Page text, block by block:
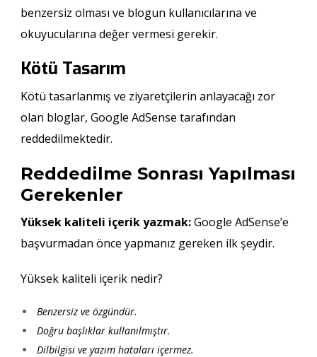
benzersiz olması ve blogun kullanıcılarına ve
okuyucularına değer vermesi gerekir.
Kötü Tasarım
Kötü tasarlanmış ve ziyaretçilerin anlayacağı zor
olan bloglar, Google AdSense tarafından
reddedilmektedir.
Reddedilme Sonrası Yapılması
Gerekenler
Yüksek kaliteli içerik yazmak:Google AdSense’e
başvurmadan önce yapmanız gereken ilk şeydir.
Yüksek kaliteli içerik nedir?
Benzersiz ve özgündür.
Doğru başlıklar kullanılmıştır.
Dilbilgisi ve yazım hataları içermez.